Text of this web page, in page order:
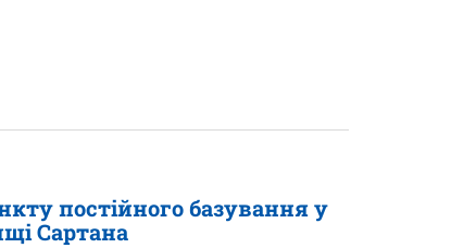
постійного базування у
Сартана